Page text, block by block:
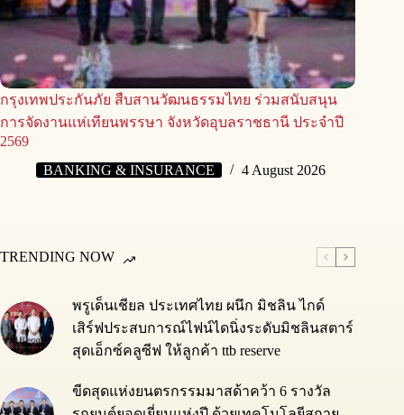
กรุงเทพประกันภัย สืบสานวัฒนธรรมไทย ร่วมสนับสนุน
การจัดงานแห่เทียนพรรษา จังหวัดอุบลราชธานี ประจำปี
2569
BANKING & INSURANCE
4 August 2026
TRENDING NOW
พรูเด็นเชียล ประเทศไทย ผนึก มิชลิน ไกด์
เสิร์ฟประสบการณ์ไฟน์ไดนิ่งระดับมิชลินสตาร์
สุดเอ็กซ์คลูซีฟ ให้ลูกค้า ttb reserve
ขีดสุดแห่งยนตรกรรมมาสด้าคว้า 6 รางวัล